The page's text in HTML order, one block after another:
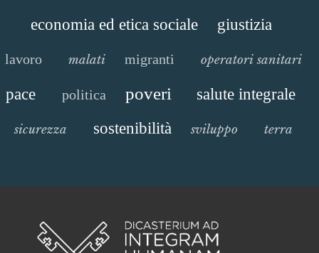
economia ed etica sociale giustizia
lavoro malati migranti operatori sanitari
pace politica poveri salute integrale
sicurezza sostenibilità sviluppo terra